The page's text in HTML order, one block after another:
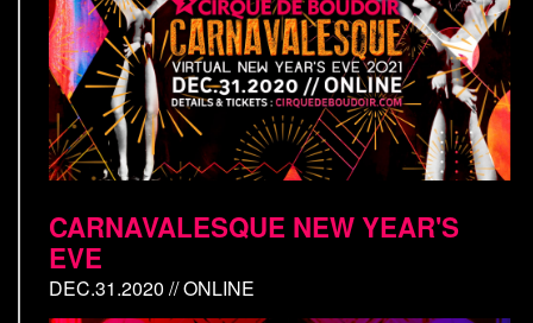
CARNAVALESQUE NEW YEAR'S
EVE
DEC.31.2020 // ONLINE